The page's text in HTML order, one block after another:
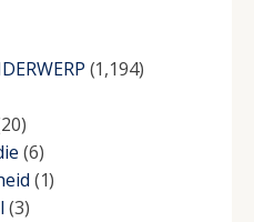
(1,194)
(6)
(1)
(3)